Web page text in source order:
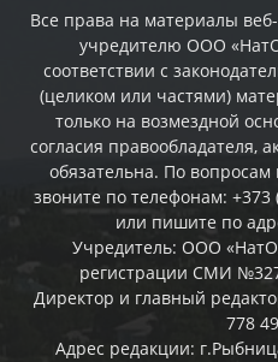
Все права на материалы
учредителю ООО
соответствии с
(целиком или частями)
только на возмездной
согласия правообладателя,
обязательна. По
звоните по телефонам: +373
или пишите по
Учредитель: ООО
регистрации СМИ
Директор и главный
778
Адрес редакции: